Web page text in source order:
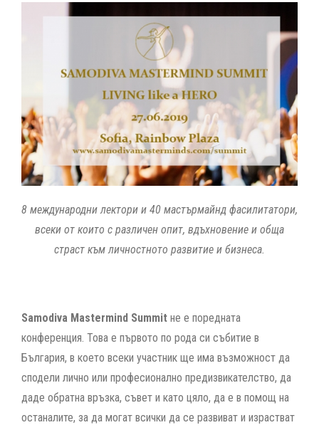
8 международни лектори и 40 мастърмайнд фасилитатори,
всеки от които с различен опит, вдъхновение и обща
страст към личностното развитие и бизнеса.
Samodiva Mastermind Summit не е поредната
конференция. Това е първото по рода си събитие в
България, в което всеки участник ще има възможност да
сподели лично или професионално предизвикателство, да
даде обратна връзка, съвет и като цяло, да е в помощ на
останалите, за да могат всички да се развиват и израстват